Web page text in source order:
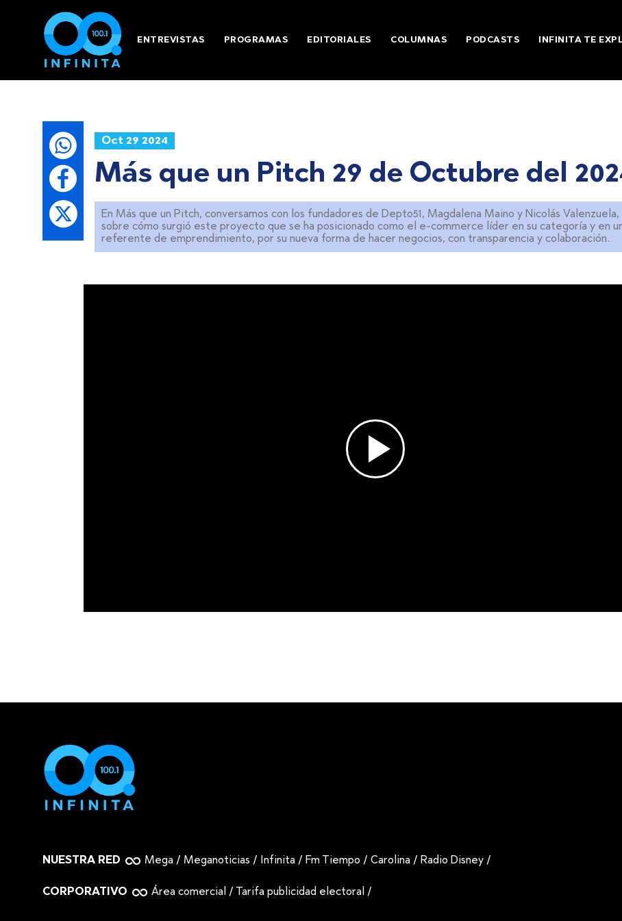
ENTREVISTAS PROGRAMAS EDITORIALES COLUMNAS PODCASTS INFINITA TE
Oct 29 2024
Más que un Pitch 29 de Octubre del
En Más que un Pitch, conversamos con los fundadores de Depto51, Magdalena Maino y Nicolás Valenzuela,
sobre cómo surgió este proyecto que se ha posicionado como el e-commerce líder en su categoría y en
referente de emprendimiento, por su nueva forma de hacer negocios, con transparencia y colaboración.
NUESTRA RED Mega / Meganoticias / Infinita / Fm Tiempo /Carolina / Radio Disney /
CORPORATIVO Área comercial / Tarifa publicidad electoral /